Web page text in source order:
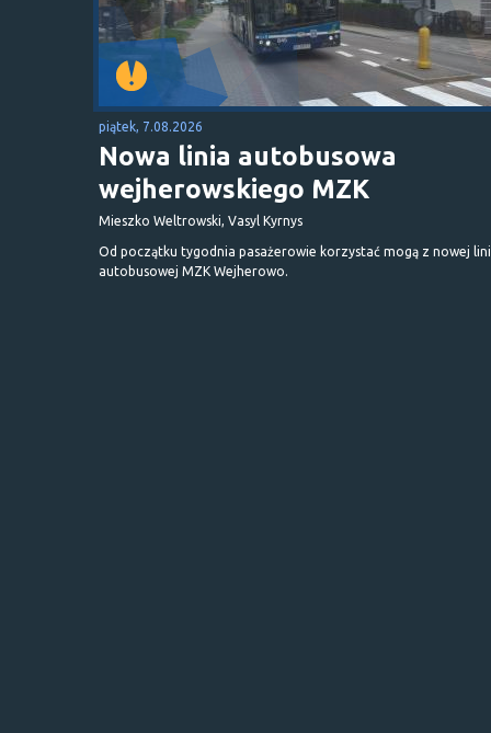
piątek, 7.08.2026
Nowa linia autobusowa
wejherowskiego MZK
Mieszko Weltrowski, Vasyl Kyrnys
Od początku tygodnia pasażerowie korzystać mogą z nowej
autobusowej MZK Wejherowo.